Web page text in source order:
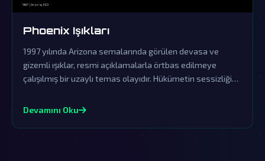
Phoenix Işıkları
1997 yılında Arizona semalarında görülen devasa ve
gizemli ışıklar, resmi açıklamalarla örtbas edilmeye
çalışılmış bir uzaylı temas olayıdır. Hükümetin sessizliği
kanıtı olduğuna dair şüpheleri derinleştiriyor.
Devamını Oku